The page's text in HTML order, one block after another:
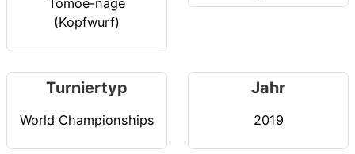
(Kopfwurf)
Turniertyp
World Championships
Jahr
2019